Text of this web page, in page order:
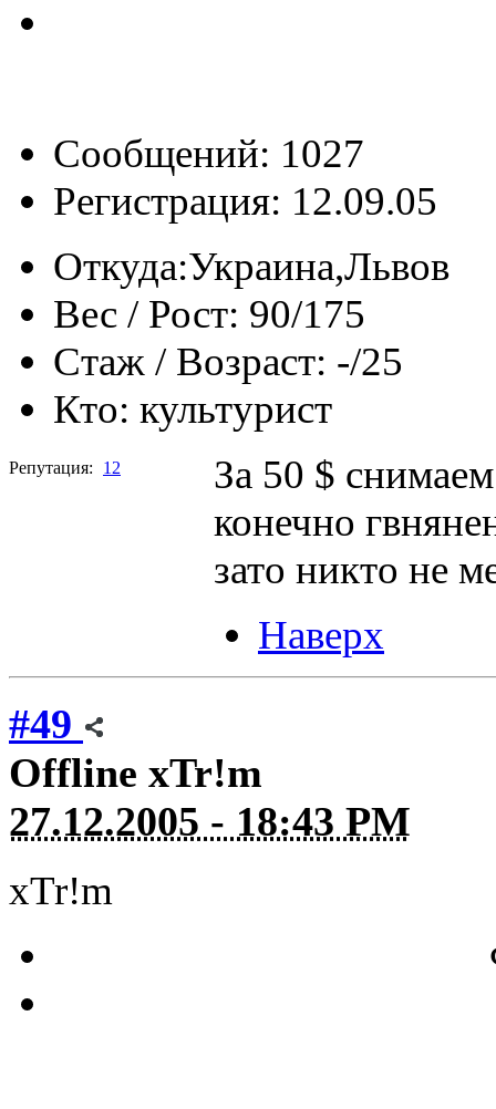
Сообщений: 1027
Регистрация: 12.09.05
Откуда:Украина,Львов
Вес / Рост: 90/175
Стаж / Возраст: -/25
Кто: культурист
Репутация: 12
За 50 $
конечно
зато никто не
Наверх
#49
Offline xTr!m
27.12.2005 - 18:43 PM
xTr!m